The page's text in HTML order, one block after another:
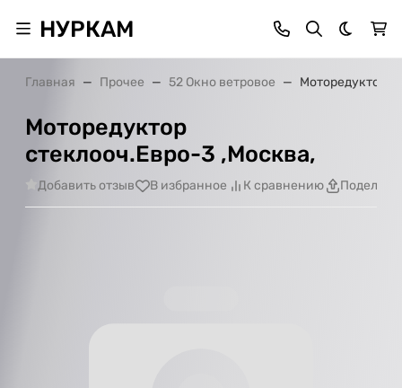
НУРКАМ Темная
Главная Прочее 52 Окно ветровое Моторедуктор
Моторедуктор
стеклооч.Евро-3 ,Москва,
Добавить отзыв В избранное К сравнению